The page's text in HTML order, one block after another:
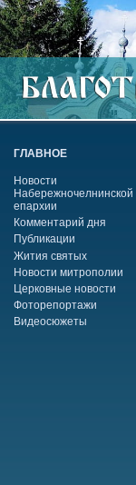
ГЛАВНОЕ
Новости
Набережночелнинской
епархии
Комментарий дня
Публикации
Жития святых
Новости митрополии
Церковные новости
Фоторепортажи
Видеосюжеты